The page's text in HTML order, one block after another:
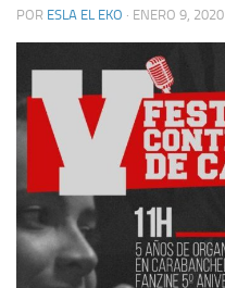
POR ESLA EL EKO · ENERO 9, 2020